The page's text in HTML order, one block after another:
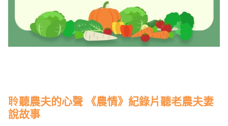
聆聽農夫的心聲 《農情》紀錄片聽老農夫妻
說故事